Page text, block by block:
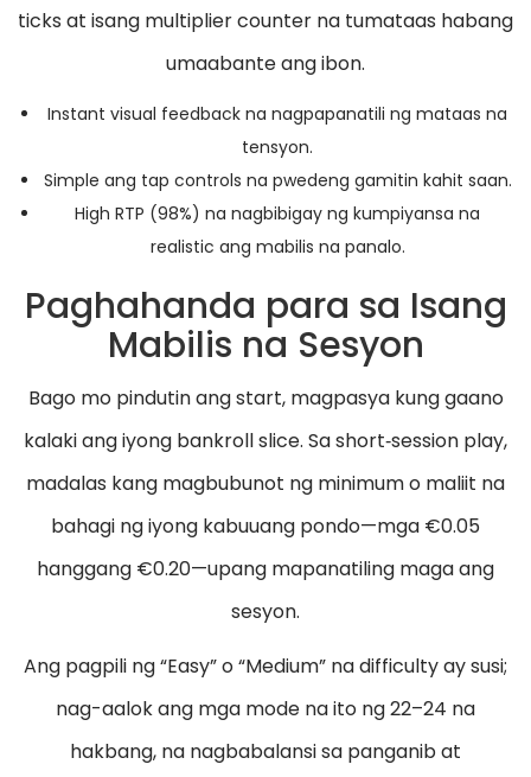
ticks at isang multiplier counter na tumataas habang
umaabante ang ibon.
Instant visual feedback na nagpapanatili ng mataas na
tensyon.
Simple ang tap controls na pwedeng gamitin kahit saan.
High RTP (98%) na nagbibigay ng kumpiyansa na
realistic ang mabilis na panalo.
Paghahanda para sa Isang
Mabilis na Sesyon
Bago mo pindutin ang start, magpasya kung gaano
kalaki ang iyong bankroll slice. Sa short‑session play,
madalas kang magbubunot ng minimum o maliit na
bahagi ng iyong kabuuang pondo—mga €0.05
hanggang €0.20—upang mapanatiling maga ang
sesyon.
Ang pagpili ng “Easy” o “Medium” na difficulty ay susi;
nag-aalok ang mga mode na ito ng 22–24 na
hakbang, na nagbabalansi sa panganib at